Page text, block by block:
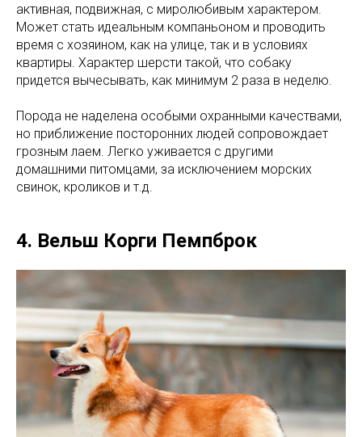
активная, подвижная, с миролюбивым характером.
Может стать идеальным компаньоном и проводить
время с хозяином, как на улице, так и в условиях
квартиры. Характер шерсти такой, что собаку
придется вычесывать, как минимум 2 раза в неделю.
Порода не наделена особыми охранными качествами,
но приближение посторонних людей сопровождает
грозным лаем. Легко уживается с другими
домашними питомцами, за исключением морских
свинок, кроликов и т.д.
4. Вельш Корги Пемпброк